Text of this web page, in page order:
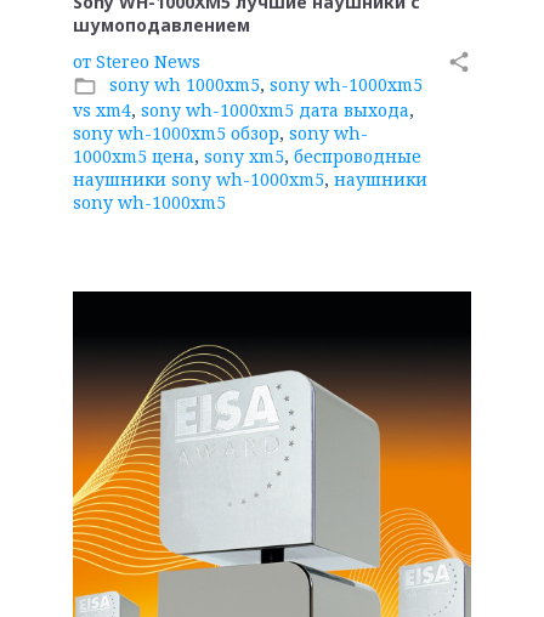
шумоподавлением
от Stereo News
folder_open sony wh 1000xm5, sony wh-1000xm5
vs xm4, sony wh-1000xm5 дата выхода,
sony wh-1000xm5 обзор, sony wh-
1000xm5 цена, sony xm5, беспроводные
наушники sony wh-1000xm5, наушники
sony wh-1000xm5
share